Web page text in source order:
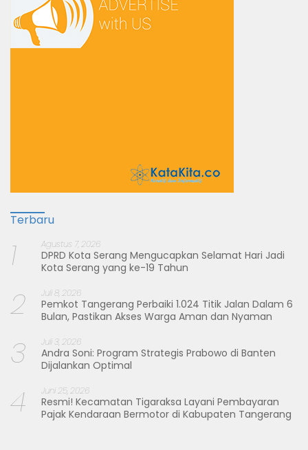
Terbaru
1 Agustus 7, 2026
DPRD Kota Serang Mengucapkan Selamat Hari Jadi
Kota Serang yang ke-19 Tahun
2 Juli 8, 2026
Pemkot Tangerang Perbaiki 1.024 Titik Jalan Dalam 6
Bulan, Pastikan Akses Warga Aman dan Nyaman
3 Juli 3, 2026
Andra Soni: Program Strategis Prabowo di Banten
Dijalankan Optimal
4 Juni 25, 2026
Resmi! Kecamatan Tigaraksa Layani Pembayaran
Pajak Kendaraan Bermotor di Kabupaten Tangerang